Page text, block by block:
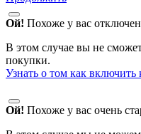
Ой! Похоже у вас
В этом случае вы не
покупки.
Узнать о том как
Ой! Похоже у вас очень